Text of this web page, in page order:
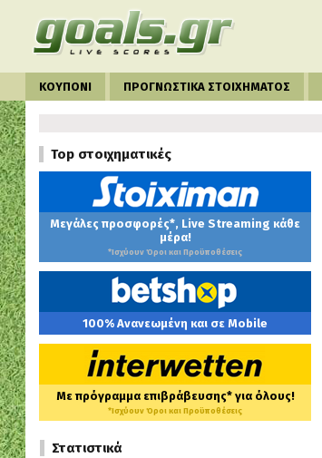
ΚΟΥΠΟΝΙ ΠΡΟΓΝΩΣΤΙΚΑ ΣΤΟΙΧΗΜΑΤΟΣ
Top στοιχηματικές
Μεγάλες προσφορές*, Live Streaming κάθε
μέρα!
*Ισχύουν Όροι και Προϋποθέσεις
100% Ανανεωμένη και σε Mobile
Με πρόγραμμα επιβράβευσης* για όλους!
*Ισχύουν Όροι και Προϋποθέσεις
Στατιστικά